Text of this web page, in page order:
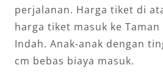
perjalanan. Harga tiket di
harga tiket masuk ke
Indah. Anak-anak dengan
cm bebas biaya masuk.